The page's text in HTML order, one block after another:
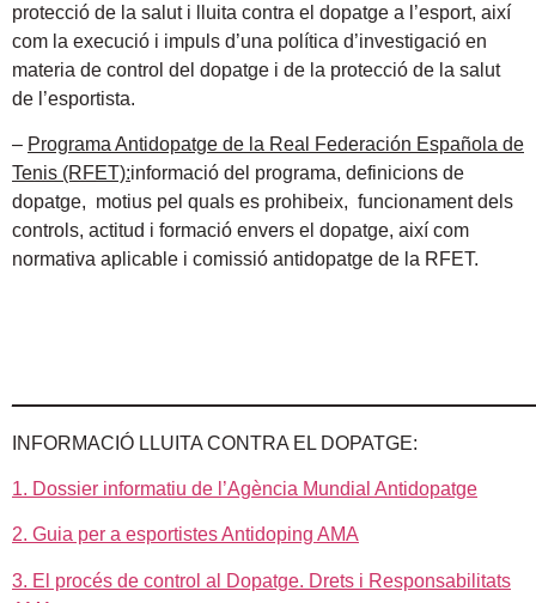
protecció de la salut i lluita contra el dopatge a l’esport, així
com la execució i impuls d’una política d’investigació en
materia de control del dopatge i de la protecció de la salut
de l’esportista.
– Programa Antidopatge de la Real Federación Española de
Tenis (RFET):informació del programa, definicions de
dopatge, motius pel quals es prohibeix, funcionament dels
controls, actitud i formació envers el dopatge, així com
normativa aplicable i comissió antidopatge de la RFET.
INFORMACIÓ LLUITA CONTRA EL DOPATGE:
1. Dossier informatiu de l’Agència Mundial Antidopatge
2. Guia per a esportistes Antidoping AMA
3. El procés de control al Dopatge. Drets i Responsabilitats